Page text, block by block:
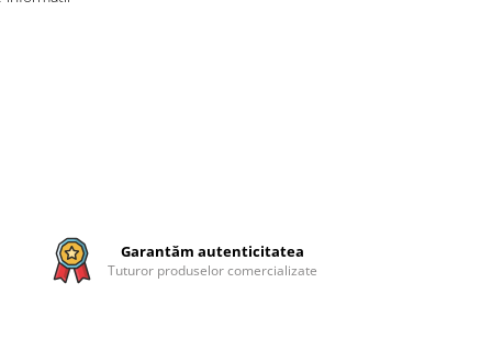
Garantăm autenticitatea
Tuturor produselor comercializate